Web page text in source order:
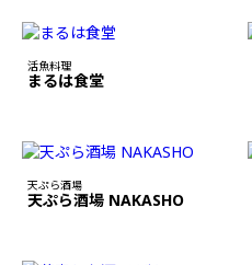
活魚料理
まるは食堂
天ぷら酒場
天ぷら酒場 NAKASHO